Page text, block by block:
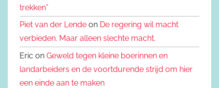
trekken”
Piet van der Lende on De regering wil macht
verbieden. Maar alleen slechte macht.
Eric on Geweld tegen kleine boerinnen en
landarbeiders en de voortdurende strijd om hier
een einde aan te maken